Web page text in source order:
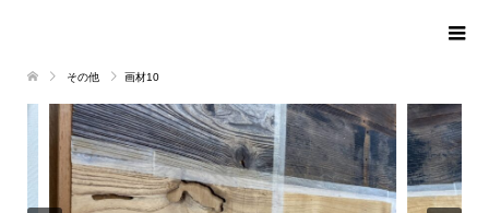
その他 画材10